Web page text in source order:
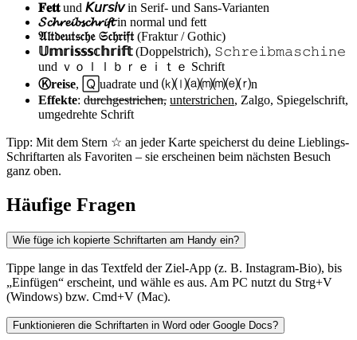
𝐅𝐞𝐭𝐭und 𝘒𝘶𝘳𝘴𝘪𝘷in Serif- und Sans-Varianten
𝓢𝓬𝓱𝓻𝓮𝓲𝓫𝓼𝓬𝓱𝓻𝓲𝓯𝓽in normal und fett
𝔄𝔩𝔱𝔡𝔢𝔲𝔱𝔰𝔠𝔥𝔢 𝔖𝔠𝔥𝔯𝔦𝔣𝔱 (Fraktur / Gothic)
𝕌𝕞𝕣𝕚𝕤𝕤𝕤𝕔𝕙𝕣𝕚𝕗𝕥(Doppelstrich), 𝚂𝚌𝚑𝚛𝚎𝚒𝚋𝚖𝚊𝚜𝚌𝚑𝚒𝚗𝚎
und ｖｏｌｌｂｒｅｉｔｅ Schrift
Ⓚreise, 🅀uadrate und ⒦⒧⒜⒨⒨⒠⒭n
Effekte: d̶u̶r̶c̶h̶g̶e̶s̶t̶r̶i̶c̶h̶e̶n̶, u̲n̲t̲e̲r̲s̲t̲r̲i̲c̲h̲e̲n̲, Zalgo, Spiegelschrift,
umgedrehte Schrift
Tipp: Mit dem Stern ☆ an jeder Karte speicherst du deine Lieblings-
Schriftarten als Favoriten – sie erscheinen beim nächsten Besuch
ganz oben.
Häufige Fragen
Wie füge ich kopierte Schriftarten am Handy ein?
Tippe lange in das Textfeld der Ziel-App (z. B. Instagram-Bio), bis
„Einfügen“ erscheint, und wähle es aus. Am PC nutzt du Strg+V
(Windows) bzw. Cmd+V (Mac).
Funktionieren die Schriftarten in Word oder Google Docs?